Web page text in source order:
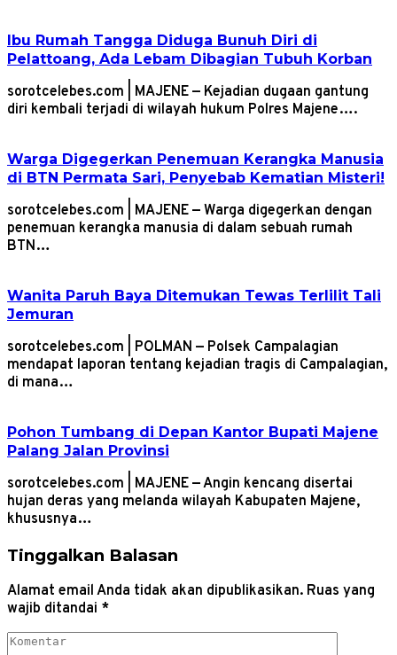
Ibu Rumah Tangga Diduga Bunuh Diri di
Pelattoang, Ada Lebam Dibagian Tubuh Korban
sorotcelebes.com | MAJENE — Kejadian dugaan gantung
diri kembali terjadi di wilayah hukum Polres Majene….
Warga Digegerkan Penemuan Kerangka Manusia
di BTN Permata Sari, Penyebab Kematian Misteri!
sorotcelebes.com | MAJENE — Warga digegerkan dengan
penemuan kerangka manusia di dalam sebuah rumah
BTN…
Wanita Paruh Baya Ditemukan Tewas Terlilit Tali
Jemuran
sorotcelebes.com | POLMAN — Polsek Campalagian
mendapat laporan tentang kejadian tragis di Campalagian,
di mana…
Pohon Tumbang di Depan Kantor Bupati Majene
Palang Jalan Provinsi
sorotcelebes.com | MAJENE — Angin kencang disertai
hujan deras yang melanda wilayah Kabupaten Majene,
khususnya…
Tinggalkan Balasan
Alamat email Anda tidak akan dipublikasikan. Ruas yang
wajib ditandai *